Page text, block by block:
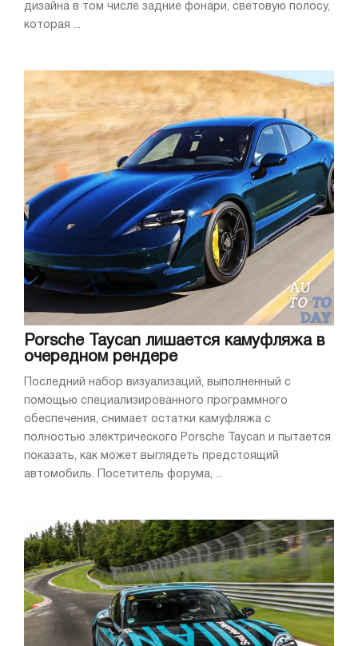
дизайна в том числе задние фонари, световую полосу,
которая ...
Porsche Taycan лишается камуфляжа в
очередном рендере
Последний набор визуализаций, выполненный с
помощью специализированного программного
обеспечения, снимает остатки камуфляжа с
полностью электрического Porsche Taycan и пытается
показать, как может выглядеть предстоящий
автомобиль. Посетитель форума, ...